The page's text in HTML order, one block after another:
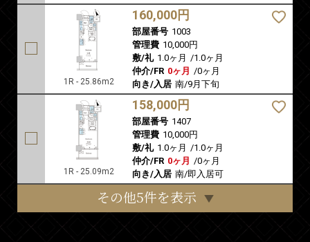
1R - 25.86m2
160,000円
部屋番号 1003
管理費 10,000円
敷/礼 1.0ヶ月 /1.0ヶ月
仲介/FR 0ヶ月 /0ヶ月
向き/入居 南/9月下旬
1R - 25.09m2
158,000円
部屋番号 1407
管理費 10,000円
敷/礼 1.0ヶ月 /1.0ヶ月
仲介/FR 0ヶ月 /0ヶ月
向き/入居 南/即入居可
その他5件を表示